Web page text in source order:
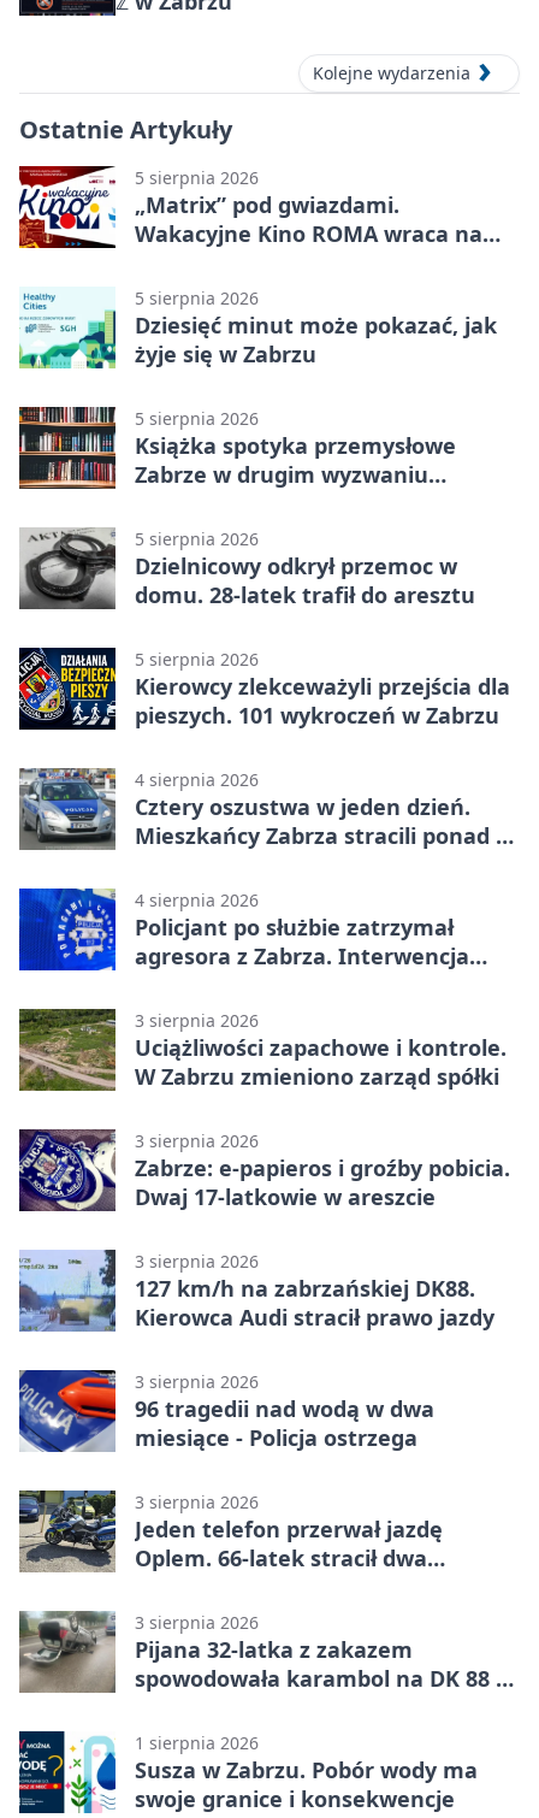
Kolejne wydarzenia
Ostatnie Artykuły
5 sierpnia 2026
„Matrix” pod gwiazdami.
Wakacyjne Kino ROMA wraca na
5 sierpnia 2026
Dziesięć minut może pokazać, jak
żyje się w Zabrzu
5 sierpnia 2026
Książka spotyka przemysłowe
Zabrze w drugim wyzwaniu
5 sierpnia 2026
Dzielnicowy odkrył przemoc w
domu. 28-latek trafił do aresztu
5 sierpnia 2026
Kierowcy zlekceważyli przejścia dla
pieszych. 101 wykroczeń w Zabrzu
4 sierpnia 2026
Cztery oszustwa w jeden dzień.
Mieszkańcy Zabrza stracili ponad 6
4 sierpnia 2026
Policjant po służbie zatrzymał
agresora z Zabrza. Interwencja
3 sierpnia 2026
Uciążliwości zapachowe i kontrole.
W Zabrzu zmieniono zarząd spółki
3 sierpnia 2026
Zabrze: e-papieros i groźby pobicia.
Dwaj 17-latkowie w areszcie
3 sierpnia 2026
127 km/h na zabrzańskiej DK88.
Kierowca Audi stracił prawo jazdy
3 sierpnia 2026
96 tragedii nad wodą w dwa
miesiące - Policja ostrzega
3 sierpnia 2026
Jeden telefon przerwał jazdę
Oplem. 66-latek stracił dwa
3 sierpnia 2026
Pijana 32-latka z zakazem
spowodowała karambol na DK 88 w
1 sierpnia 2026
Susza w Zabrzu. Pobór wody ma
swoje granice i konsekwencje